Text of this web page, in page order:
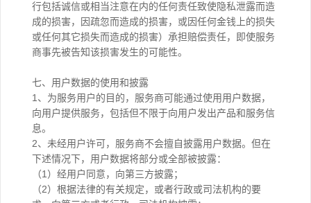
行包括诚信或相当注意在内的任何责任致使隐私泄露而造
成的损害，因疏忽而造成的损害，或因任何金钱上的损失
或任何其它损失而造成的损害）承担赔偿责任，即使服务
商事先被告知该损害发生的可能性。
七、用户数据的使用和披露
1、为服务用户的目的，服务商可能通过使用用户数据，
向用户提供服务，包括但不限于向用户发出产品和服务信
息。
2、未经用户许可，服务商不会擅自披露用户数据。但在
下述情况下，用户数据将部分或全部被披露：
（1）经用户同意，向第三方披露；
（2）根据法律的有关规定，或者行政或司法机构的要